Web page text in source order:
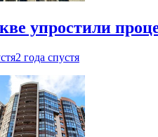
упростили
2 года спустя